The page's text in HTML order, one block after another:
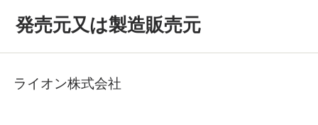
発売元又は製造販売元
ライオン株式会社